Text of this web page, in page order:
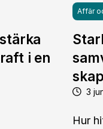
i en
Affär
3
Hur